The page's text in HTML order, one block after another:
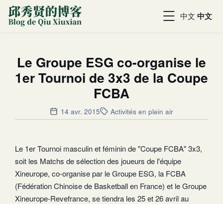
中文 中文
Le Groupe ESG co-organise le
1er Tournoi de 3x3 de la Coupe
FCBA
14 avr. 2015 Activités en plein air
Le 1er Tournoi masculin et féminin de "Coupe FCBA" 3x3,
soit les Matchs de sélection des joueurs de l'équipe
Xineurope, co-organise par le Groupe ESG, la FCBA
(Fédération Chinoise de Basketball en France) et le Groupe
Xineurope-Revefrance, se tiendra les 25 et 26 avril au